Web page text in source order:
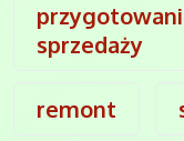
sprzedaży
remont